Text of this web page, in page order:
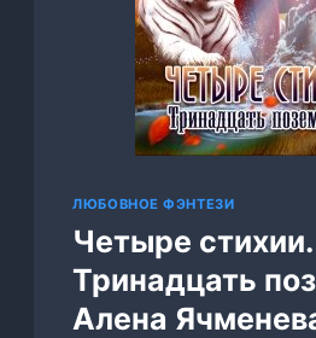
ЛЮБОВНОЕ ФЭНТЕЗИ
Четыре стихии.
Тринадцать
Алена